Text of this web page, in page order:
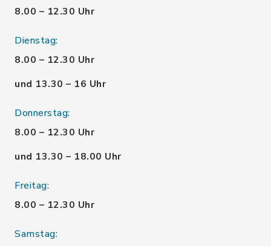
8.00 – 12.30 Uhr
Dienstag:
8.00 – 12.30 Uhr
und 13.30 – 16 Uhr
Donnerstag:
8.00 – 12.30 Uhr
und 13.30 – 18.00 Uhr
Freitag:
8.00 – 12.30 Uhr
Samstag: